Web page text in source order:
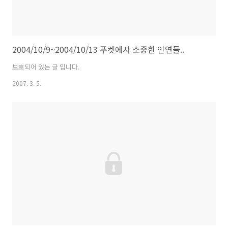
2004/10/9~2004/10/13 푸켓에서 소중한 인연들..
보호되어 있는 글 입니다.
2007. 3. 5.